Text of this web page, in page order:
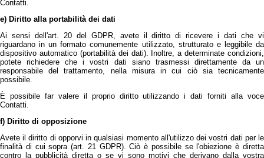
Contatti.
e) Diritto alla portabilità dei dati
Ai sensi dell'art. 20 del GDPR, avete il diritto di ricevere i dati che vi
riguardano in un formato comunemente utilizzato, strutturato e leggibile da
dispositivo automatico (portabilità dei dati). Inoltre, a determinate condizioni,
potete richiedere che i vostri dati siano trasmessi direttamente da un
responsabile del trattamento, nella misura in cui ciò sia tecnicamente
possibile.
È possibile far valere il proprio diritto utilizzando i dati forniti alla voce
Contatti.
f) Diritto di opposizione
Avete il diritto di opporvi in qualsiasi momento all'utilizzo dei vostri dati per le
finalità di cui sopra (art. 21 GDPR). Ciò è possibile se l'obiezione è diretta
contro la pubblicità diretta o se vi sono motivi che derivano dalla vostra